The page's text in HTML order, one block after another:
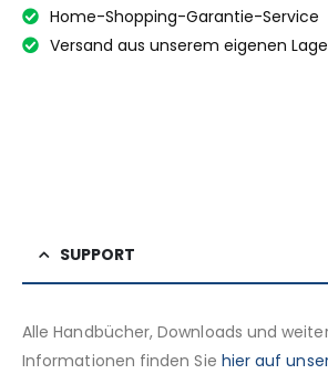
Home-Shopping-Garantie-Service
Versand aus unserem eigenen
SUPPORT
Alle Handbücher, Downloads und
Informationen finden Sie hier auf